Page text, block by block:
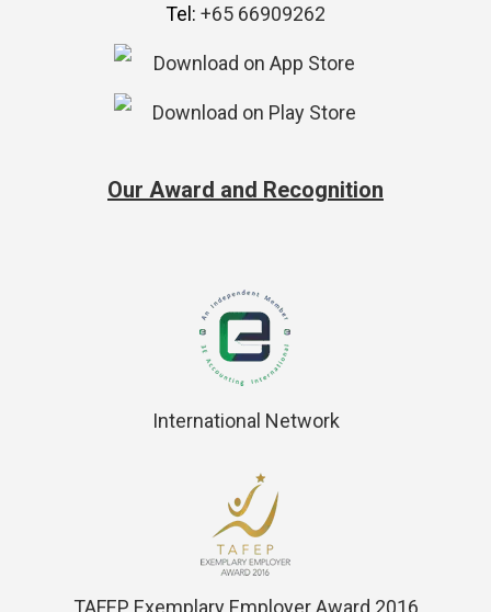
Tel: +65 66909262
Our Award and Recognition
International Network